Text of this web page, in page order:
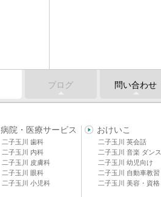
ブログ 問い合わせ
病院・医療サービス
二子玉川 歯科
二子玉川 内科
二子玉川 皮膚科
二子玉川 眼科
二子玉川 小児科
おけいこ
二子玉川 英会話
二子玉川 音楽 ダンス
二子玉川 幼児向け
二子玉川 自動車教習
二子玉川 美容・資格